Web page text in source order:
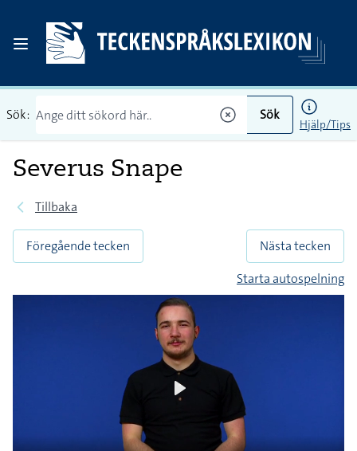
Sök: Sök
Hjälp/Tips
Severus Snape
Tillbaka
Föregående tecken
Nästa tecken
Starta autospelning
Play